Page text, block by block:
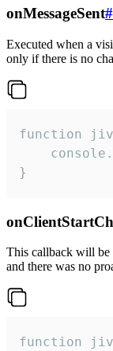
onMessageSent#
Executed when a
only if there is no
function
}
This callback will be
and there was no
function